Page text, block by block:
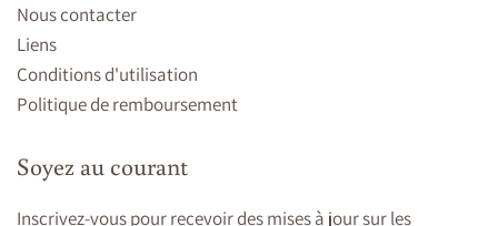
Nous contacter
Liens
Conditions d'utilisation
Politique de remboursement
Soyez au courant
Inscrivez-vous pour recevoir des mises à jour sur les